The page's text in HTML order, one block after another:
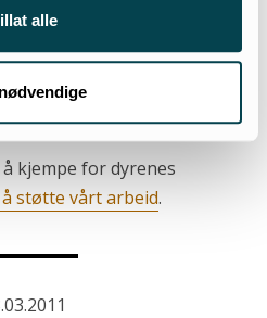
alle
å følge etter og vedtar å
kjempe for dyrenes
støtte vårt arbeid.